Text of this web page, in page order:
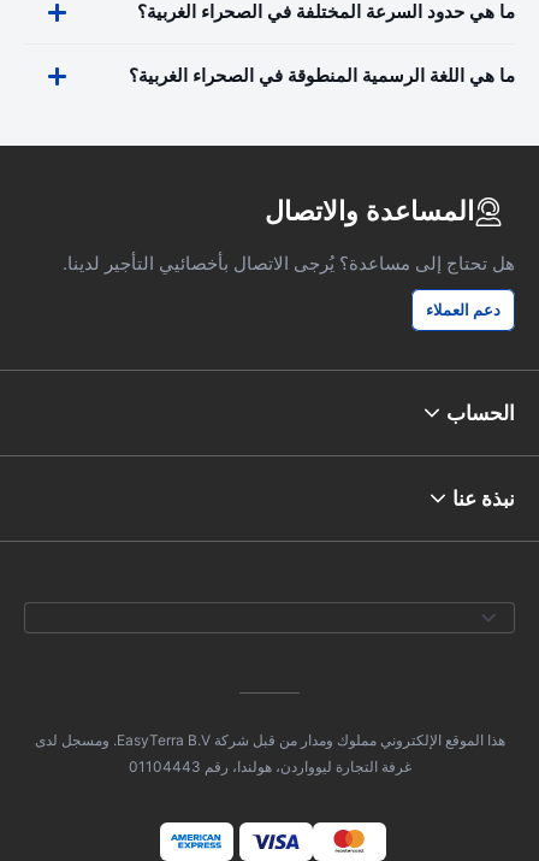
ما هي حدود السرعة المختلفة في الصحراء الغربية؟
ما هي اللغة الرسمية المنطوقة في الصحراء الغربية؟
المساعدة والاتصال
هل تحتاج إلى مساعدة؟ يُرجى الاتصال بأخصائيي التأجير لدينا.
دعم العملاء
الحساب
نبذة عنا
هذا الموقع الإلكتروني مملوك ومدار من قبل شركة EasyTerra B.V. ومسجل لدى
غرفة التجارة ليوواردن، هولندا، رقم 01104443